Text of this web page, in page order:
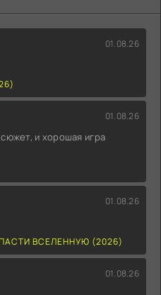
01.08.26
01.08.26
и хорошая игра
01.08.26
ВСЕЛЕННУЮ (2026)
01.08.26